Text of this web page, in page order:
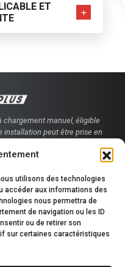
utilisons des technologies
accéder aux informations des
nous permettra de
de navigation ou les ID
ou de retirer son
sur certaines caractéristiques
ET
chargement manuel, éligible
installation peut être prise en
Plus